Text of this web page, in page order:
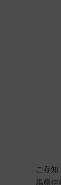
ご存
馬県伊